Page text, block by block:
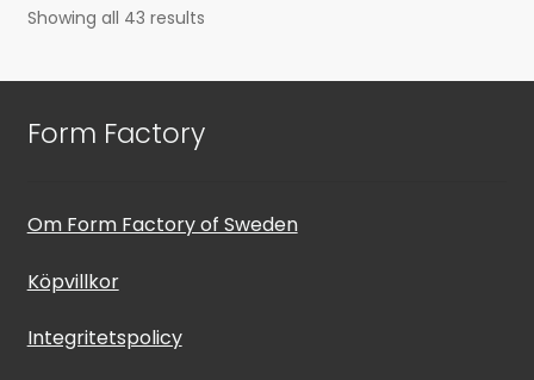
Showing all 43 results
Form Factory
Om Form Factory of Sweden
Köpvillkor
Integritetspolicy